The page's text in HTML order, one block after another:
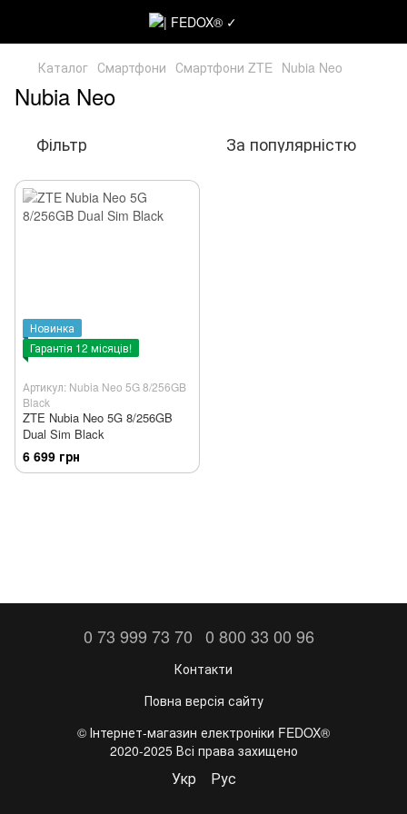
Каталог Смартфони Смартфони ZTE Nubia Neo
Nubia Neo
Фільтр За популярністю
Новинка
Гарантія 12 місяців!
Артикул: Nubia Neo 5G 8/256GB
Black
ZTE Nubia Neo 5G 8/256GB
Dual Sim Black
6 699 грн
0 73 999 73 70 0 800 33 00 96
Контакти
Повна версія сайту
©️ Інтернет-магазин електроніки FEDOX®
2020-2025 Всі права захищено
Укр Рус